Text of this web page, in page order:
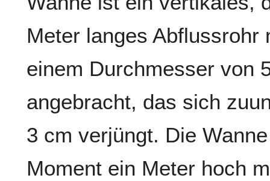
Meter langes Abflussrohr
einem Durchmesser von
angebracht, das sich
3 cm verjüngt. Die
Moment ein Meter hoch